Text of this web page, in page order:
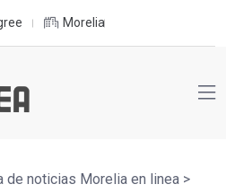
Morelia
de noticias Morelia en linea >